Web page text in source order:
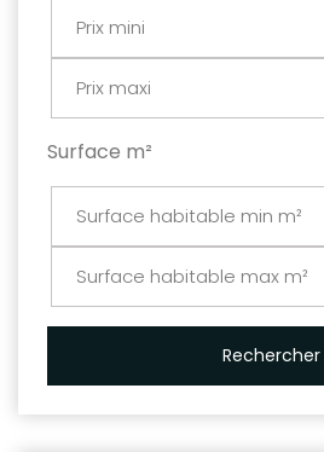
Surface m²
Rechercher